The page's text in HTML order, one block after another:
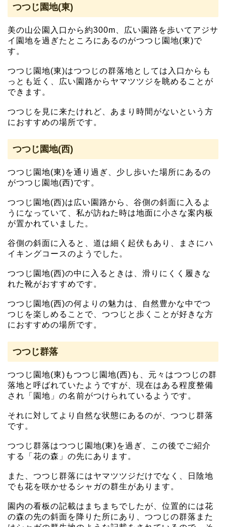
つつじ園地(東)
美の山公園入口から約300m、広い園路を歩いてアジサ
イ園地を過ぎたところにあるのがつつじ園地(東)で
す。
つつじ園地(東)はつつじの群落地としては入口からも
っとも近く、広い園路からヤマツツジを眺めることが
できます。
つつじを見に来たけれど、あまり時間がないという方
におすすめの場所です。
つつじ園地(西)
つつじ園地(東)を通り過ぎ、少し歩いた場所にあるの
がつつじ園地(西)です。
つつじ園地(西)は広い園路から、谷側の斜面に入るよ
うになっていて、私が訪ねた時は地面に小さな案内板
が置かれていました。
谷側の斜面に入ると、道は細く起伏もあり、まさにハ
イキングコースのようでした。
つつじ園地(西)の中に入るときは、滑りにくく履きな
れた靴がおすすめです。
つつじ園地(西)の何よりの魅力は、自然豊かな中でつ
つじを楽しめることで、つつじと歩くことが好きな方
におすすめの場所です。
つつじ群落
つつじ園地(東)もつつじ園地(西)も、元々はつつじの群
落地と呼ばれていたようですが、現在はある程度整備
され「園地」の名前がつけられているようです。
それに対してより自然な状態にあるのが、つつじ群落
です。
つつじ群落はつつじ園地(東)を過ぎ、この後でご紹介
する「花の森」の先にあります。
また、つつじ群落にはヤマツツジだけでなく、日陰地
でも花を咲かせるシャガの群生があります。
園内の看板の記載はまちまちでしたが、位置的には花
の森の先の斜面を降りた所にあり、つつじの群落また